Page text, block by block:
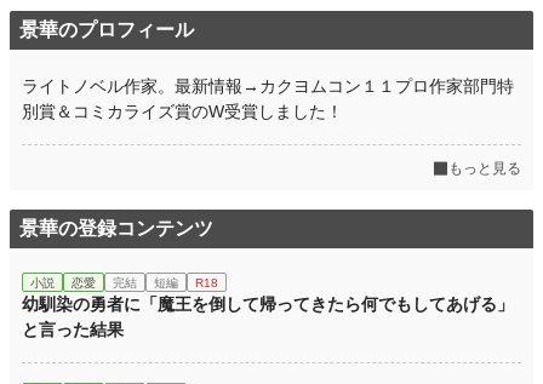
景華のプロフィール
ライトノベル作家。最新情報→カクヨムコン１１プロ作家部門特
別賞＆コミカライズ賞のW受賞しました！
もっと見る
景華の登録コンテンツ
小説 恋愛 完結 短編 R18
幼馴染の勇者に「魔王を倒して帰ってきたら何でもしてあげる」
と言った結果